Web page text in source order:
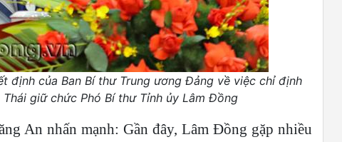
định của Ban Bí thư Trung ương Đảng về việc chỉ định
giữ chức Phó Bí thư Tỉnh ủy Lâm Đồng
An nhấn mạnh: Gần đây, Lâm Đồng gặp nhiều